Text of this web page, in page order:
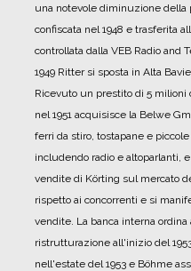
una notevole diminuzione della
confiscata nel 1948 e trasferita
controllata dalla VEB Radio and
1949 Ritter si sposta in Alta
Ricevuto un prestito di 5 milioni
nel 1951 acquisisce la Belwe
ferri da stiro, tostapane e
includendo radio e altoparlanti,
vendite di Körting sul mercato
rispetto ai concorrenti e si
vendite. La banca interna
ristrutturazione all'inizio del
nell'estate del 1953 e Böhme